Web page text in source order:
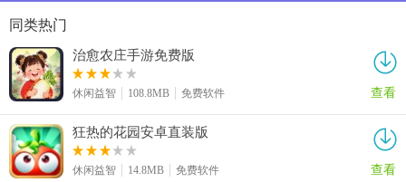
同类热门
治愈农庄手游免费版
休闲益智 108.8MB 免费软件 查看
狂热的花园安卓直装版
休闲益智 14.8MB 免费软件 查看